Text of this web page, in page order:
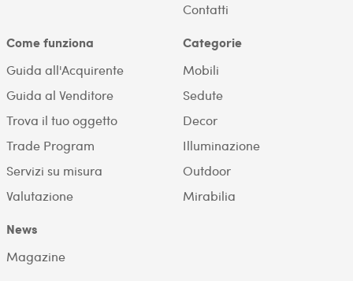
Contatti
Come funziona
Guida all'Acquirente
Guida al Venditore
Trova il tuo oggetto
Trade Program
Servizi su misura
Valutazione
Categorie
Mobili
Sedute
Decor
Illuminazione
Outdoor
Mirabilia
News
Magazine